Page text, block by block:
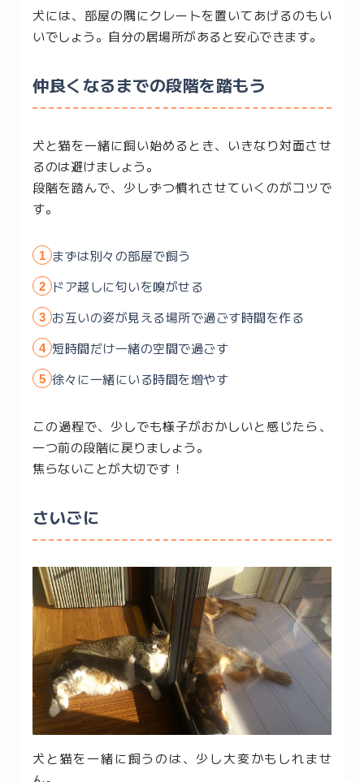
犬には、部屋の隅にクレートを置いてあげるのもい
いでしょう。自分の居場所があると安心できます。
仲良くなるまでの段階を踏もう
犬と猫を一緒に飼い始めるとき、いきなり対面させ
るのは避けましょう。
段階を踏んで、少しずつ慣れさせていくのがコツで
す。
まずは別々の部屋で飼う
ドア越しに匂いを嗅がせる
お互いの姿が見える場所で過ごす時間を作る
短時間だけ一緒の空間で過ごす
徐々に一緒にいる時間を増やす
この過程で、少しでも様子がおかしいと感じたら、
一つ前の段階に戻りましょう。
焦らないことが大切です！
さいごに
犬と猫を一緒に飼うのは、少し大変かもしれませ